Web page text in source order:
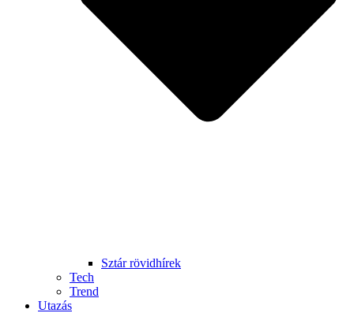
Sztár rövidhírek
Tech
Trend
Utazás